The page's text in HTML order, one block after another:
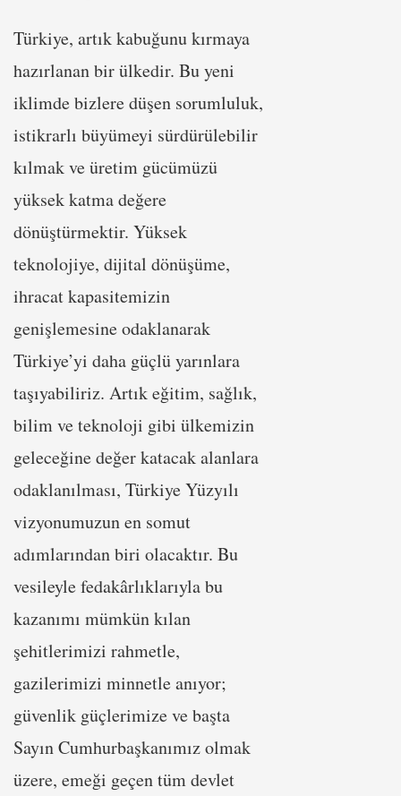
Türkiye, artık kabuğunu kırmaya
hazırlanan bir ülkedir. Bu yeni
iklimde bizlere düşen sorumluluk,
istikrarlı büyümeyi sürdürülebilir
kılmak ve üretim gücümüzü
yüksek katma değere
dönüştürmektir. Yüksek
teknolojiye, dijital dönüşüme,
ihracat kapasitemizin
genişlemesine odaklanarak
Türkiye’yi daha güçlü yarınlara
taşıyabiliriz. Artık eğitim, sağlık,
bilim ve teknoloji gibi ülkemizin
geleceğine değer katacak alanlara
odaklanılması, Türkiye Yüzyılı
vizyonumuzun en somut
adımlarından biri olacaktır. Bu
vesileyle fedakârlıklarıyla bu
kazanımı mümkün kılan
şehitlerimizi rahmetle,
gazilerimizi minnetle anıyor;
güvenlik güçlerimize ve başta
Sayın Cumhurbaşkanımız olmak
üzere, emeği geçen tüm devlet